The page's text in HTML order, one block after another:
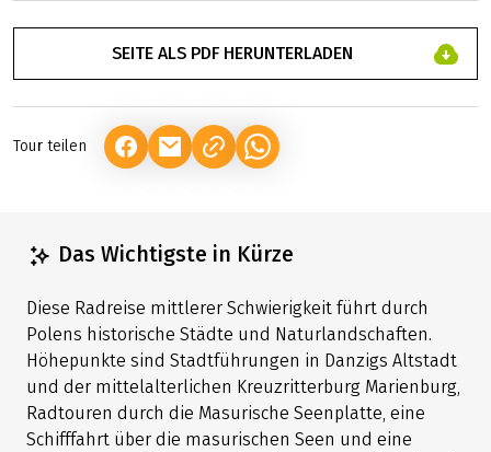
SEITE ALS PDF HERUNTERLADEN
Tour teilen (LINK ÖFFNET IN NEUEM TAB)
(LINK ÖFFNET IN NEUEM TAB)
(LINK ÖFFNET IN NEUEM TAB)
Das Wichtigste in Kürze
Diese Radreise mittlerer Schwierigkeit führt durch
Polens historische Städte und Naturlandschaften.
Höhepunkte sind Stadtführungen in Danzigs Altstadt
und der mittelalterlichen Kreuzritterburg Marienburg,
Radtouren durch die Masurische Seenplatte, eine
Schifffahrt über die masurischen Seen und eine